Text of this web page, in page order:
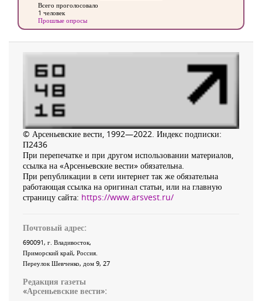
Всего проголосовало
1 человек
Прошлые опросы
© Арсеньевские вести, 1992—2022. Индекс подписки:
П2436
При перепечатке и при другом использовании материалов,
ссылка на «Арсеньевские вести» обязательна.
При републикации в сети интернет так же обязательна
работающая ссылка на оригинал статьи, или на главную
страницу сайта: https://www.arsvest.ru/
Почтовый адрес:
690091, г. Владивосток,
Приморский край, Россия
Переулок Шевченко, дом 9, 27
Редакция газеты
«Арсеньевские вести»: